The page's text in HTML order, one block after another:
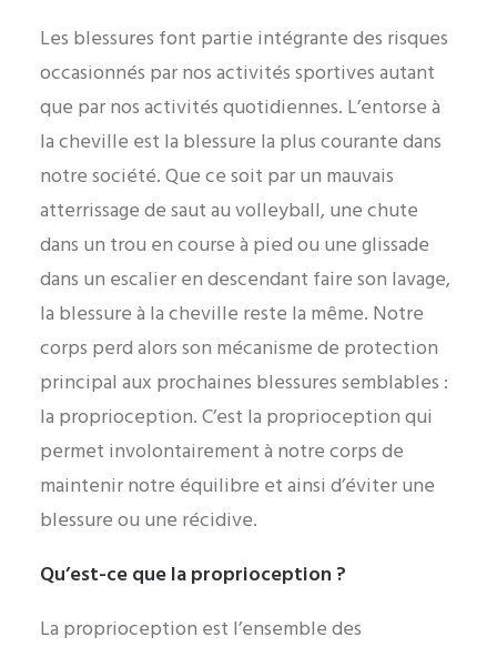
OFFRES D’EMPLOI
819 477-7751
Les blessures font partie intégrante des risques
occasionnés par nos activités sportives autant
que par nos activités quotidiennes. L’entorse à
la cheville est la blessure la plus courante dans
notre société. Que ce soit par un mauvais
atterrissage de saut au volleyball, une chute
dans un trou en course à pied ou une glissade
dans un escalier en descendant faire son lavage,
la blessure à la cheville reste la même. Notre
corps perd alors son mécanisme de protection
principal aux prochaines blessures semblables :
la proprioception. C’est la proprioception qui
permet involontairement à notre corps de
maintenir notre équilibre et ainsi d’éviter une
blessure ou une récidive.
Qu’est-ce que la proprioception ?
La proprioception est l’ensemble des